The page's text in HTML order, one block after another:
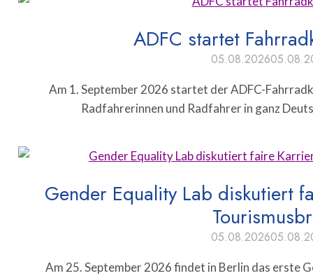
ADFC startet
05.08.2026
Am 1. September 2026 startet der ADFC-
Radfahrerinnen und Radfahrer in ganz
Gender Equality Lab diskutiert
05.08.2026
Am 25. September 2026 findet in Berlin das erste